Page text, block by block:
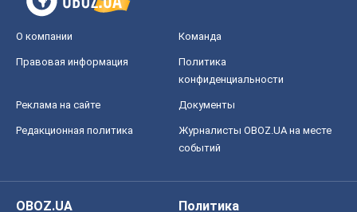
О компании Команда
Правовая информация
Политика
конфиденциальности
Реклама на сайте Документы
Редакционная политика
Журналисты OBOZ.UA на месте
событий
OBOZ.UA
Политика